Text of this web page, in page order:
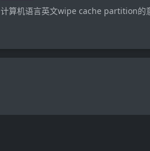
计算机语言英文wipe cache partition的